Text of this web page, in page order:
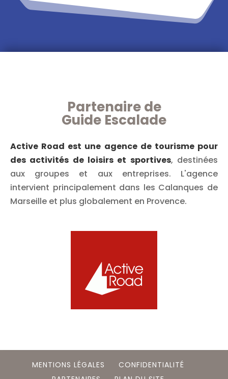
Partenaire de
Guide Escalade
Active Road est une agence de tourisme pour
des activités de loisirs et sportives, destinées
aux groupes et aux entreprises. L'agence
intervient principalement dans les Calanques de
Marseille et plus globalement en Provence.
MENTIONS LÉGALES
CONFIDENTIALITÉ